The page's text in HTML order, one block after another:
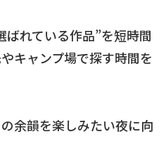
ばれている作品”を短時間
キャンプ場で探す時間を
余韻を楽しみたい夜に向